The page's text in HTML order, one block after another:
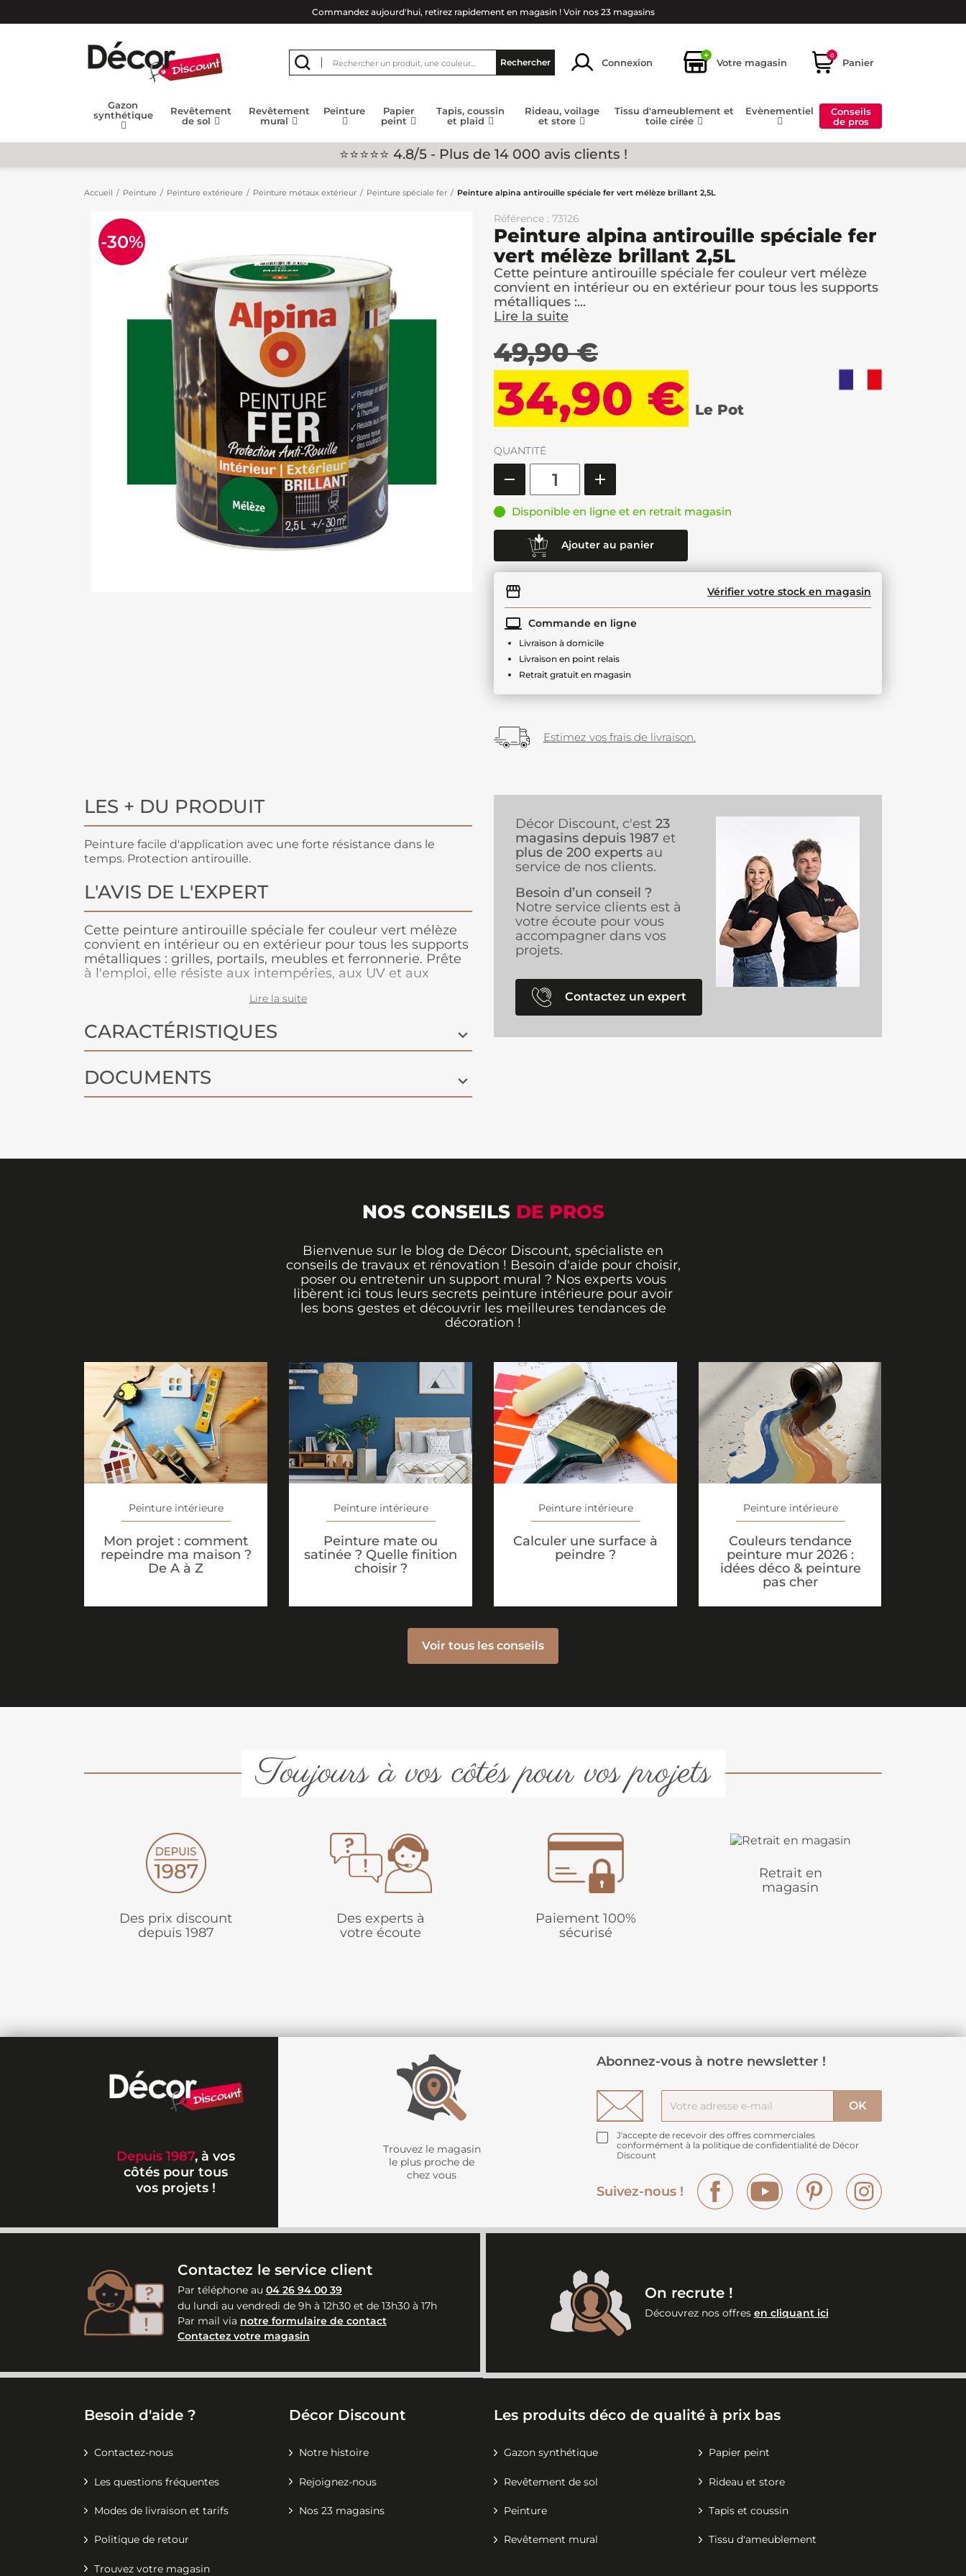
Commandez aujourd'hui, retirez rapidement en magasin ! Voir nos 23 magasins
Rechercher Connexion
+
Votre magasin
0
Panier
Gazon
synthétique
Revêtement
de sol
Revêtement
mural
Peinture
Papier
peint
Tapis, coussin
et plaid
Rideau, voilage
et store
Tissu d'ameublement et
toile cirée
Evènementiel
Conseils
de pros
⭐⭐⭐⭐⭐ 4.8/5 - Plus de 14 000 avis clients !
Accueil Peinture Peinture extérieure Peinture métaux extérieur Peinture spéciale fer Peinture alpina antirouille spéciale fer vert mélèze brillant 2,5L
-30%
Référence : 73126
Peinture alpina antirouille spéciale fer
vert mélèze brillant 2,5L
Cette peinture antirouille spéciale fer couleur vert mélèze
convient en intérieur ou en extérieur pour tous les supports
métalliques :...
Lire la suite
49,90 €
34,90 € Le Pot
QUANTITÉ
Disponible en ligne et en retrait magasin
Ajouter au panier
Vérifier votre stock en magasin
Commande en ligne
Livraison à domicile
Livraison en point relais
Retrait gratuit en magasin
Estimez vos frais de livraison.
LES + DU PRODUIT
Peinture facile d'application avec une forte résistance dans le
temps. Protection antirouille.
L'AVIS DE L'EXPERT
Cette peinture antirouille spéciale fer couleur vert mélèze
convient en intérieur ou en extérieur pour tous les supports
métalliques : grilles, portails, meubles et ferronnerie. Prête
à l'emploi, elle résiste aux intempéries, aux UV et aux
Lire la suite
CARACTÉRISTIQUES
DOCUMENTS
Décor Discount, c'est 23
magasins depuis 1987 et
plus de 200 experts au
service de nos clients.
Besoin d’un conseil ?
Notre service clients est à
votre écoute pour vous
accompagner dans vos
projets.
Contactez un expert
NOS CONSEILS DE PROS
Bienvenue sur le blog de Décor Discount, spécialiste en
conseils de travaux et rénovation ! Besoin d'aide pour choisir,
poser ou entretenir un support mural ? Nos experts vous
libèrent ici tous leurs secrets peinture intérieure pour avoir
les bons gestes et découvrir les meilleures tendances de
décoration !
Peinture intérieure
Mon projet : comment
repeindre ma maison ?
De A à Z
Peinture intérieure
Peinture mate ou
satinée ? Quelle finition
choisir ?
Peinture intérieure
Calculer une surface à
peindre ?
Peinture intérieure
Couleurs tendance
peinture mur 2026 :
idées déco & peinture
pas cher
Voir tous les conseils
Toujours à vos côtés pour vos projets
Des prix discount
depuis 1987
Des experts à
votre écoute
Paiement 100%
sécurisé
Retrait en
magasin
Depuis 1987, à vos
côtés pour tous
vos projets !
Trouvez le magasin
le plus proche de
chez vous
Abonnez-vous à notre newsletter !
J'accepte de recevoir des offres commerciales
conformément à la politique de confidentialité de Décor
Discount
Suivez-nous !
Facebook YouTube Pinterest
Contactez le service client
Par téléphone au 04 26 94 00 39
du lundi au vendredi de 9h à 12h30 et de 13h30 à 17h
Par mail via notre formulaire de contact
Contactez votre magasin
On recrute !
Découvrez nos offres en cliquant ici
Besoin d'aide ?
Contactez-nous
Les questions fréquentes
Modes de livraison et tarifs
Politique de retour
Trouvez votre magasin
Décor Discount
Notre histoire
Rejoignez-nous
Nos 23 magasins
Les produits déco de qualité à prix bas
Gazon synthétique Papier peint
Revêtement de sol Rideau et store
Peinture Tapis et coussin
Revêtement mural Tissu d'ameublement